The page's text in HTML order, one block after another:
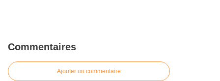
Commentaires
Ajouter un commentaire